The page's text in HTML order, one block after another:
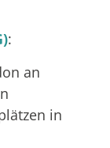
:
an
in